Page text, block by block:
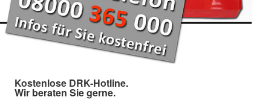
Kostenlose DRK-Hotline.
Wir beraten Sie gerne.